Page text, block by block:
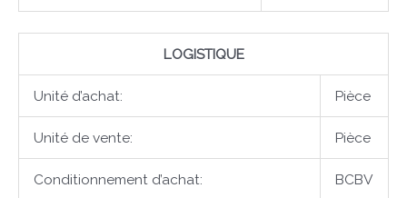
LOGISTIQUE
Unité d’achat: Pièce
Unité de vente: Pièce
Conditionnement d’achat: BCBV